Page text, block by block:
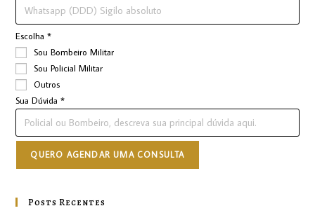
Escolha*
Sou Bombeiro Militar
Sou Policial Militar
Outros
Sua Dúvida*
QUERO AGENDAR UMA CONSULTA
Posts Recentes